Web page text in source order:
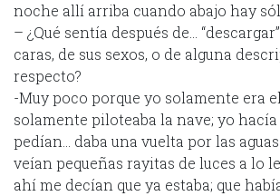
noche allí arriba cuando abajo hay
– ¿Qué sentía después de…
caras, de sus sexos, o de alguna
respecto?
-Muy poco porque yo solamente era
solamente piloteaba la nave; yo hacía
pedían… daba una vuelta por las
veían pequeñas rayitas de luces a lo
ahí me decían que ya estaba; que